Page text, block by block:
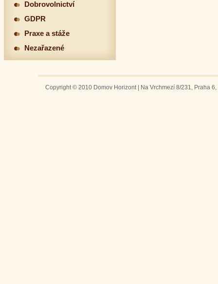
Dobrovolnictví
GDPR
Praxe a stáže
Nezařazené
Copyright © 2010 Domov Horizont | Na Vrchmezí 8/231, Praha